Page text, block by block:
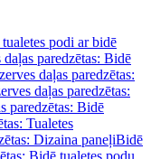
podi ar bidē
daļas paredzētas: Bidē
daļas paredzētas:
daļas paredzētas:
paredzētas: Bidē
Tualetes
Dizaina paneļiBidē
Bidē tualetes podu